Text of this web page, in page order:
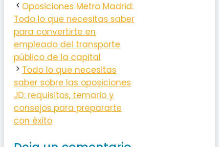
Oposiciones Metro Madrid:
Todo lo que necesitas saber
para convertirte en
empleado del transporte
público de la capital
Todo lo que necesitas
saber sobre las oposiciones
JD: requisitos, temario y
consejos para prepararte
con éxito